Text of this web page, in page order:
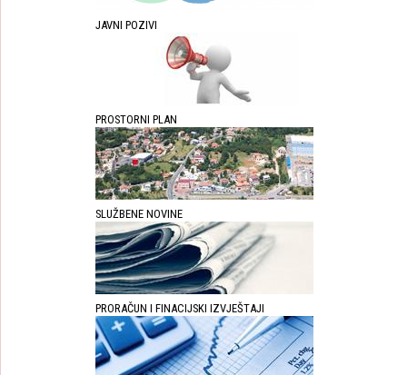
JAVNI POZIVI
PROSTORNI PLAN
SLUŽBENE NOVINE
PRORAČUN I FINACIJSKI IZVJEŠTAJI